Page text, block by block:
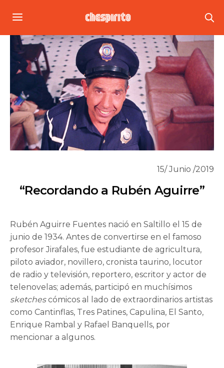
15/ Junio /2019
“Recordando a Rubén Aguirre”
Rubén Aguirre Fuentes nació en Saltillo el 15 de
junio de 1934. Antes de convertirse en el famoso
profesor Jirafales, fue estudiante de agricultura,
piloto aviador, novillero, cronista taurino, locutor
de radio y televisión, reportero, escritor y actor de
telenovelas; además, participó en muchísimos
sketchescómicos al lado de extraordinarios artistas
como Cantinflas, Tres Patines, Capulina, El Santo,
Enrique Rambal y Rafael Banquells, por
mencionar a algunos.